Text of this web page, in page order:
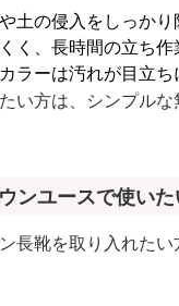
土の侵入をしっかり
く、長時間の立ち
ラーは汚れが目立ち
い方は、シンプル
ンユースで使い
長靴を取り入れたい